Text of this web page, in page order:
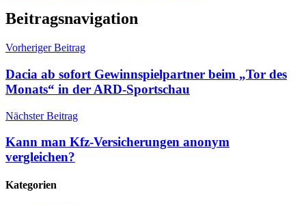
Beitragsnavigation
Vorheriger Beitrag
Dacia ab sofort Gewinnspielpartner beim „Tor des
Monats“ in der ARD-Sportschau
Nächster Beitrag
Kann man Kfz-Versicherungen anonym
vergleichen?
Kategorien